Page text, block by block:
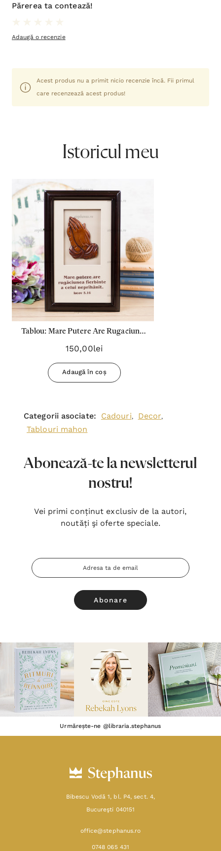
Părerea ta contează!
Adaugă o recenzie
Acest produs nu a primit nicio recenzie încă. Fii primul
care recenzează acest produs!
Istoricul meu
Tablou: Mare Putere Are Rugaciunea
Fierbinte A Celui Neprihanit
150,00lei
Adaugă în coș
Categorii asociate: Cadouri, Decor,
Tablouri mahon
Abonează-te la newsletterul
nostru!
Vei primi conținut exclusiv de la autori,
noutăți şi oferte speciale.
Adresa
Email
Urmărește-ne @libraria.stephanus
Bibescu Vodă 1, bl. P4, sect. 4,
Bucureşti 040151
office@stephanus.ro
0748 065 431